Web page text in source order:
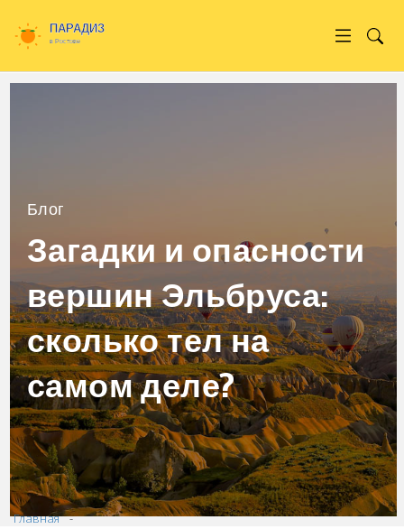
Блог
Загадки и опасности
вершин Эльбруса:
сколько тел на
самом деле?
Главная